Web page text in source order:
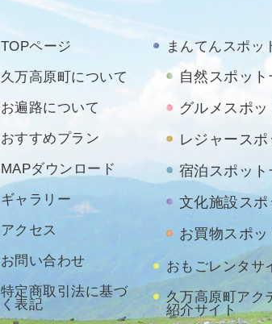
TOPページ
久万高原町について
お遍路について
おすすめプラン
MAPダウンロード
ギャラリー
アクセス
お問い合わせ
特定商取引法に基づ
く表記
まんてんスポッ
自然スポット
グルメスポ
レジャース
宿泊スポット
文化施設スポ
お買物スポッ
おもごレンタサ
久万高原町アク
紹介サイト